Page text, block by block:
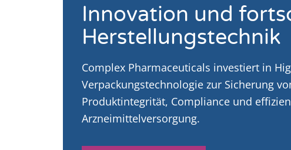
Innovation und
Herstellungstechnik
Complex Pharmaceuticals investiert in
Verpackungstechnologie zur Sicherung
Produktintegrität, Compliance und
Arzneimittelversorgung.